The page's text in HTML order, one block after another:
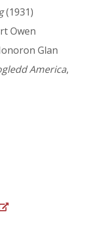
(1931)
Owen
Glan
America,